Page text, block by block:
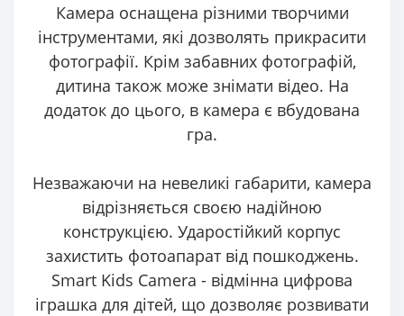
Камера оснащена різними творчими
інструментами, які дозволять прикрасити
фотографії. Крім забавних фотографій,
дитина також може знімати відео. На
додаток до цього, в камера є вбудована
гра.
Незважаючи на невеликі габарити, камера
відрізняється своєю надійною
конструкцією. Ударостійкий корпус
захистить фотоапарат від пошкоджень.
Smart Kids Camera - відмінна цифрова
іграшка для дітей, що дозволяє розвивати